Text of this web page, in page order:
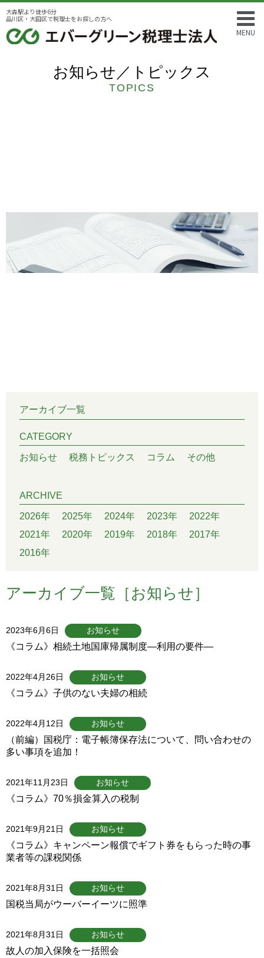
MENU
大森駅より徒歩6分
品川区・大田区で税理士をお探しの方へ
お知らせ／トピックス
TOPICS
アーカイブ一覧
CATEGORY
お知らせ 税務トピックス コラム その他
ARCHIVE
2026年 2025年 2024年 2023年
2022年
2021年
2020年 2019年 2018年
2017年
2016年
アーカイブ一覧［お知らせ］
2023年6月6日 お知らせ
《コラム》相続土地国庫帰属制度―利用の要件―
2022年4月26日 お知らせ
《コラム》子供のない夫婦の相続
2022年4月12日 お知らせ
（前編）国税庁：電子帳簿保存法について、問い合わせの
多い事項を追加！
2021年11月23日 お知らせ
《コラム》70％損金算入の税制
2021年9月21日 お知らせ
《コラム》キャンペーン報償でギフト券をもらった時の事
業者等の課税関係
2021年8月31日 お知らせ
国税当局がウーバーイーツに照準
2021年8月31日 お知らせ
故人の加入保険を一括照会